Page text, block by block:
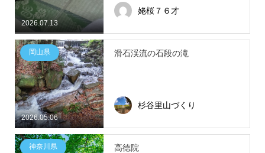
2026.07.13
姥桜７６才
2026.05.06
岡山県 滑石渓流の石段の滝
杉谷里山づくり
神奈川県 高徳院